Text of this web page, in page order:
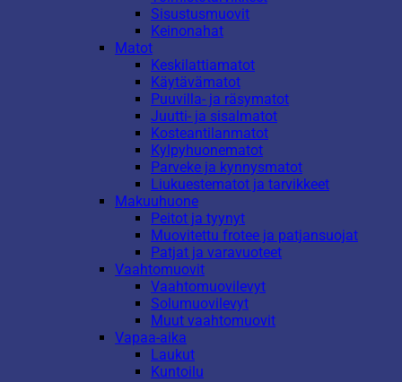
Sisustusmuovit
Keinonahat
Matot
Keskilattiamatot
Käytävämatot
Puuvilla- ja räsymatot
Juutti- ja sisalmatot
Kosteantilanmatot
Kylpyhuonematot
Parveke ja kynnysmatot
Liukuestematot ja tarvikkeet
Makuuhuone
Peitot ja tyynyt
Muovitettu frotee ja patjansuojat
Patjat ja varavuoteet
Vaahtomuovit
Vaahtomuovilevyt
Solumuovilevyt
Muut vaahtomuovit
Vapaa-aika
Laukut
Kuntoilu